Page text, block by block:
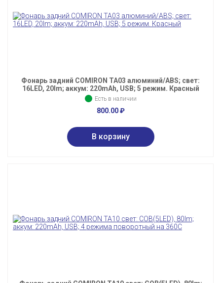
Фонарь задний COMIRON TA03 алюминий/ABS; свет:
16LED, 20lm; аккум: 220mAh, USB; 5 режим. Красный
Есть в наличии
800.00₽